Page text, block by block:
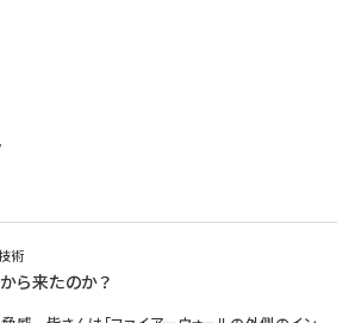
術
ら来たのか？